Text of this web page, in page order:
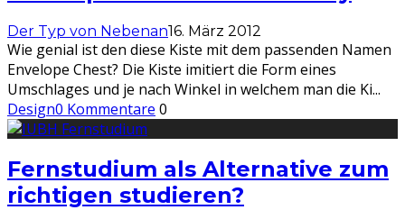
Der Typ von Nebenan16. März 2012
Wie genial ist den diese Kiste mit dem passenden Namen
Envelope Chest? Die Kiste imitiert die Form eines
Umschlages und je nach Winkel in welchem man die Ki...
Design0 Kommentare 0
Fernstudium als Alternative zum
richtigen studieren?